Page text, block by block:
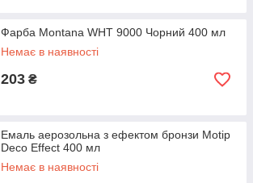
Фарба Montana WHT 9000 Чорний 400 мл
Немає в наявності
203 ₴
Емаль аерозольна з ефектом бронзи Motip
Deco Effect 400 мл
Немає в наявності